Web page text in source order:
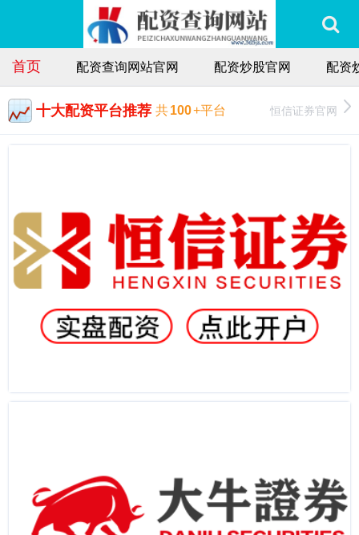
首页 配资查询网站官网 配资炒股官网 配资
十大配资平台推荐 共100+平台 恒信证券官网